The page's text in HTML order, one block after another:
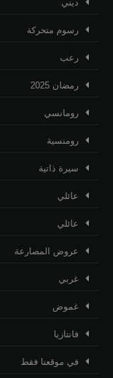
ديني
رسوم متحركة
رعب
رمضان 2025
رومانسي
رومنسية
ﺳﻴﺮﺓ ﺫاﺗﻴﺔ
عائلي
عائلي
عروض المصارعة
غربي
غموض
فانتازيا
في موقعنا فقط